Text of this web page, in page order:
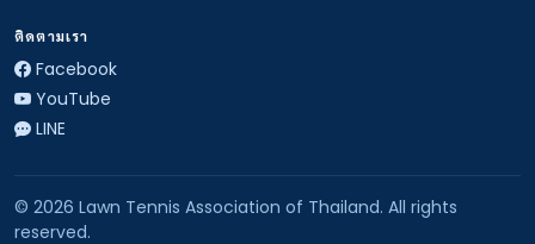
ติดตามเรา
Facebook
YouTube
LINE
© 2026 Lawn Tennis Association of Thailand. All rights
reserved.